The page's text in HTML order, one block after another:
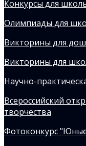
Конкурсы для
Олимпиады для
Викторины для
Викторины для
Научно-
Всероссийский
творчества
Фотоконкурс